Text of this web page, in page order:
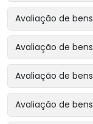
Avaliação de
Avaliação de
Avaliação de
Avaliação de